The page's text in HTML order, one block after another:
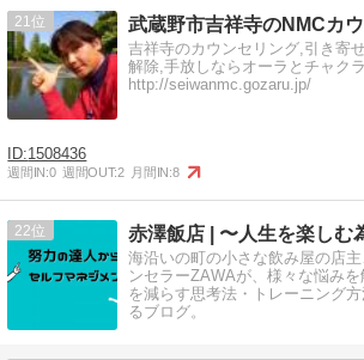
21
吉祥寺のカウンセリング,引き寄
解除,手放しならオーラとチャク
http://seiwanmc.gozaru.jp/
1508436
週間IN:0 週間OUT:2 月間IN:8
22 赤澤飯店 | 〜人生を楽しむ
海沿いの町の小さな飲み屋の店
ンセラーZAWAが、様々な悩み
を減らす思考法・トレーニング
るブログ。